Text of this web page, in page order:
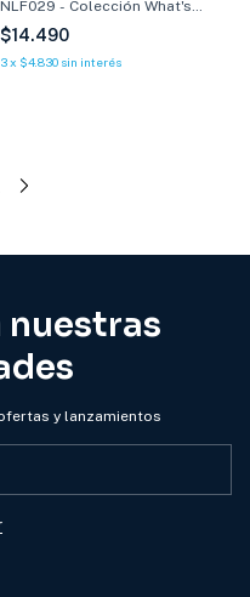
NLF029 - Colección What's
Your Mani-tude? - 15 ml
$14.490
3 x $4.830 sin interés
y lanzamientos